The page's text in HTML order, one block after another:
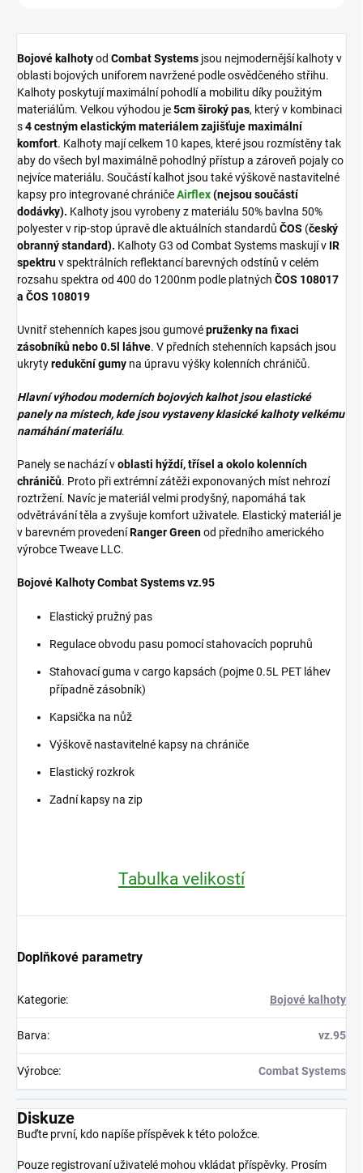
Bojové kalhotyod Combat Systems jsou nejmodernější kalhoty v
oblasti bojových uniforem navržené podle osvědčeného střihu.
Kalhoty poskytují maximální pohodlí a mobilitu díky použitým
materiálům. Velkou výhodou je5cm široký pas, který v kombinaci
s4 cestným elastickým materiálem zajišťuje maximální
komfort. Kalhoty mají celkem 10 kapes, které jsou rozmístěny tak
aby do všech byl maximálně pohodlný přístup a zároveň pojaly co
nejvíce materiálu. Součástí kalhot jsou také výškově nastavitelné
kapsy pro integrované chráničeAirflex(nejsou součástí
dodávky). Kalhoty jsou vyrobeny z materiálu 50% bavlna 50%
polyester v rip-stop úpravě dle aktuálních standardů ČOS (český
obranný standard). Kalhoty G3 od Combat Systems maskují v IR
spektruv spektrálních reflektancí barevných odstínů v celém
rozsahu spektra od 400 do 1200nm podle platných ČOS 108017
a ČOS 108019
Uvnitř stehenních kapes jsou gumovépruženky na fixaci
zásobníků nebo 0.5l láhve. V předních stehenních kapsách jsou
ukrytyredukční gumy na úpravu výšky kolenních chráničů.
Hlavní výhodou moderních bojových kalhot jsou elastické
panely na místech, kde jsou vystaveny klasické kalhoty velkému
namáhání materiálu.
Panely se nachází voblasti hýždí, třísel a okolo kolenních
chráničů. Proto při extrémní zátěži exponovaných míst nehrozí
roztržení. Navíc je materiál velmi prodyšný, napomáhá tak
odvětrávání těla a zvyšuje komfort uživatele. Elastický materiál je
v barevném provedeníRanger Greenod předního amerického
výrobce Tweave LLC.
Bojové Kalhoty Combat Systems vz.95
Elastický pružný pas
Regulace obvodu pasu pomocí stahovacích popruhů
Stahovací guma v cargo kapsách (pojme 0.5L PET láhev
případně zásobník)
Kapsička na nůž
Výškově nastavitelné kapsy na chrániče
Elastický rozkrok
Zadní kapsy na zip
Tabulka velikostí
Doplňkové parametry
Kategorie: Bojové kalhoty
Barva: vz.95
Výrobce: Combat Systems
Diskuze
Buďte první, kdo napíše příspěvek k této položce.
Pouze registrovaní uživatelé mohou vkládat příspěvky. Prosím